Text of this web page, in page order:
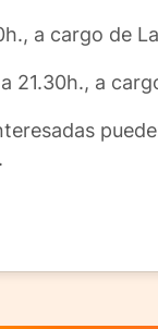
a cargo de
21.30h., a